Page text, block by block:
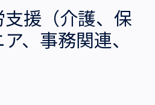
援（介護、保
、事務関連、